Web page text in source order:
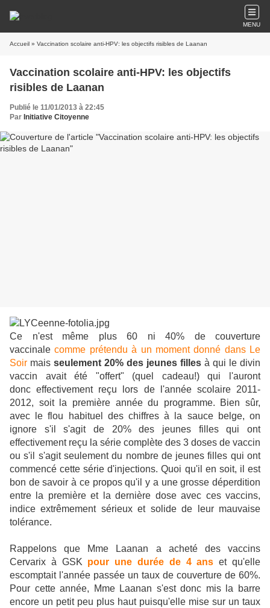
MENU
Accueil » Vaccination scolaire anti-HPV: les objectifs risibles de Laanan
Vaccination scolaire anti-HPV: les objectifs
risibles de Laanan
Publié le 11/01/2013 à 22:45
Par Initiative Citoyenne
Ce n'est même plus 60 ni 40% de couverture
vaccinalecomme prétendu à un moment donné dans Le
Soir mais seulement 20% des jeunes filles à qui le divin
vaccin avait été "offert" (quel cadeau!) qui l'auront
donc effectivement reçu lors de l'année scolaire 2011-
2012, soit la première année du programme. Bien sûr,
avec le flou habituel des chiffres à la sauce belge, on
ignore s'il s'agit de 20% des jeunes filles qui ont
effectivement reçu la série complète des 3 doses de vaccin
ou s'il s'agit seulement du nombre de jeunes filles qui ont
commencé cette série d'injections. Quoi qu'il en soit, il est
bon de savoir à ce propos qu'il y a une grosse déperdition
entre la première et la dernière dose avec ces vaccins,
indice extrêmement sérieux et solide de leur mauvaise
tolérance.
Rappelons que Mme Laanan a acheté des vaccins
Cervarix à GSK pour une durée de 4 ans et qu'elle
escomptait l'année passée un taux de couverture de 60%.
Pour cette année, Mme Laanan s'est donc mis la barre
encore un petit peu plus haut puisqu'elle mise sur un taux